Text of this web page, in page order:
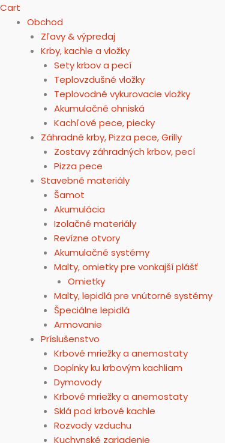
Cart
Obchod
Zľavy & výpredaj
Krby, kachle a vložky
Sety krbov a pecí
Teplovzdušné vložky
Teplovodné vykurovacie vložky
Akumulačné ohniská
Kachľové pece, piecky
Záhradné krby, Pizza pece, Grilly
Zostavy záhradných krbov, pecí
Pizza pece
Stavebné materiály
Šamot
Akumulácia
Izolačné materiály
Revízne otvory
Akumulačné systémy
Malty, omietky pre vonkajší plášť
Omietky
Malty, lepidlá pre vnútorné systémy
Špeciálne lepidlá
Armovanie
Príslušenstvo
Krbové mriežky a anemostaty
Doplnky ku krbovým kachliam
Dymovody
Krbové mriežky a anemostaty
Sklá pod krbové kachle
Rozvody vzduchu
Kuchynské zariadenie